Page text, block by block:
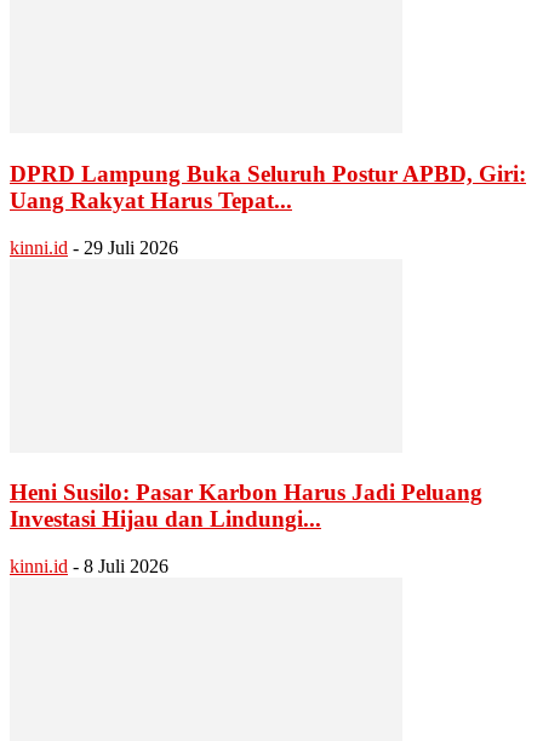
DPRD Lampung Buka Seluruh Postur APBD, Giri:
Uang Rakyat Harus Tepat...
kinni.id - 29 Juli 2026
Heni Susilo: Pasar Karbon Harus Jadi Peluang
Investasi Hijau dan Lindungi...
kinni.id - 8 Juli 2026